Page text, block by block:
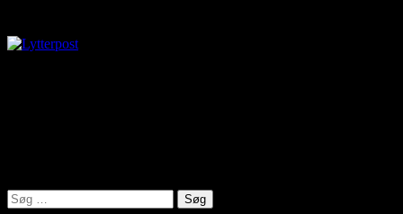
Søg